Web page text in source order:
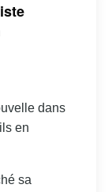
dans
en
sa